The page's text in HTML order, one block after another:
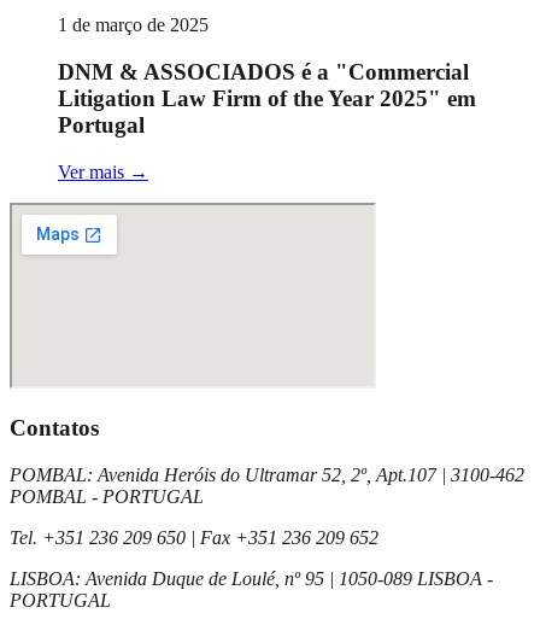
1 de março de 2025
DNM & ASSOCIADOS é a "Commercial
Litigation Law Firm of the Year 2025" em
Portugal
Ver mais →
Contatos
POMBAL: Avenida Heróis do Ultramar 52, 2º, Apt.107| 3100-462
POMBAL - PORTUGAL
Tel. +351 236 209 650 | Fax +351 236 209 652
LISBOA: Avenida Duque de Loulé, nº 95 | 1050-089 LISBOA -
PORTUGAL